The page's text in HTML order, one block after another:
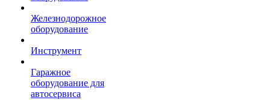
Железнодорожное
оборудование
Инструмент
Гаражное
оборудование для
автосервиса